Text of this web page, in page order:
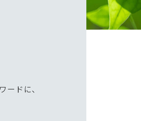
ドに、